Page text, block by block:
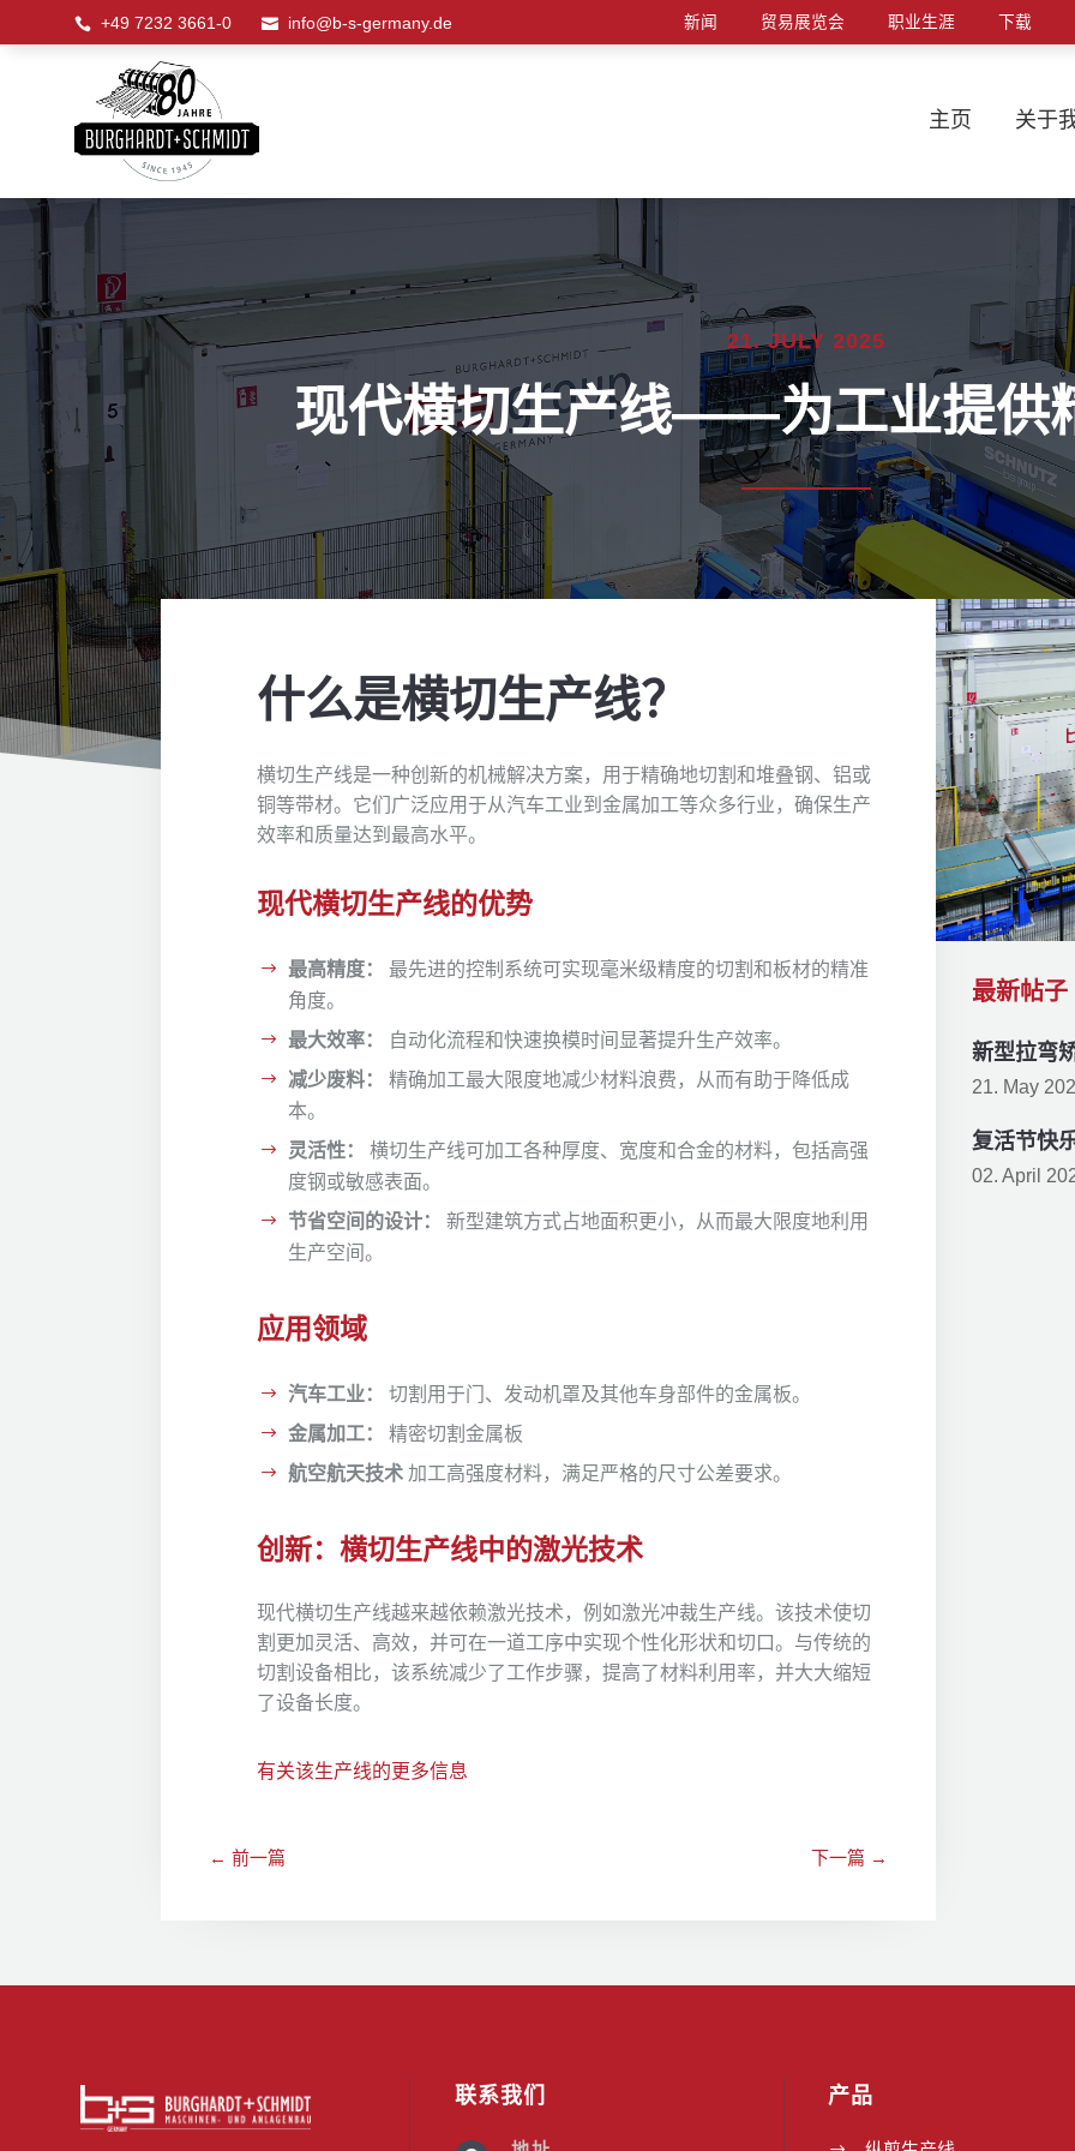
 +49 7232 3661-0  info@b-s-germany.de 新闻 贸易展览会 职业生涯 下载
主页 关于
21. JULY 2025
现代横切生产线——为工业提供
什么是横切生产线？
横切生产线是一种创新的机械解决方案，用于精确地切割和堆叠钢、铝或
铜等带材。它们广泛应用于从汽车工业到金属加工等众多行业，确保生产
效率和质量达到最高水平。
现代横切生产线的优势
最高精度：
最先进的控制系统可实现毫米级精度的切割和板材的精准
角度。
最大效率：
自动化流程和快速换模时间显著提升生产效率。
减少废料：
精确加工最大限度地减少材料浪费，从而有助于降低成
本。
灵活性：
横切生产线可加工各种厚度、宽度和合金的材料，包括高强
度钢或敏感表面。
节省空间的设计：
新型建筑方式占地面积更小，从而最大限度地利用
生产空间。
应用领域
汽车工业：
切割用于门、发动机罩及其他车身部件的金属板。
金属加工：
精密切割金属板
航空航天技术 加工高强度材料，满足严格的尺寸公差要求。
创新：横切生产线中的激光技术
现代横切生产线越来越依赖激光技术，例如激光冲裁生产线。该技术使切
割更加灵活、高效，并可在一道工序中实现个性化形状和切口。与传统的
切割设备相比，该系统减少了工作步骤，提高了材料利用率，并大大缩短
了设备长度。
有关该生产线的更多信息
←前一篇 下一篇 →
最新帖子
新型拉弯
21. May
复活节快乐
02. April
联系我们 产品